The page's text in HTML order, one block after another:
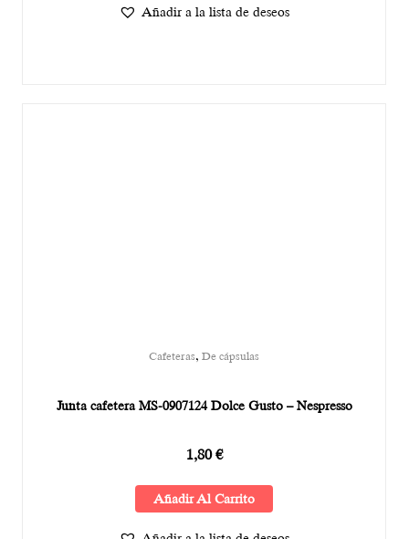
Añadir a la lista de deseos
Cafeteras, De cápsulas
Junta cafetera MS-0907124 Dolce Gusto – Nespresso
1,80€
Añadir Al Carrito